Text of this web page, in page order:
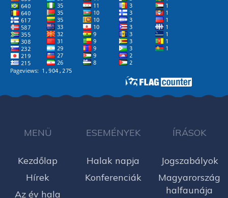
MENÜ
Kezdőlap
Hírek
Az év hala
ESEMÉNYEK
Halak napja
Konferenciák
ÍRÁSOK
Jogszabályok
Magyarország
halfaunája